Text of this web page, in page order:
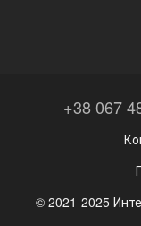
+38 067
© 2021-2025